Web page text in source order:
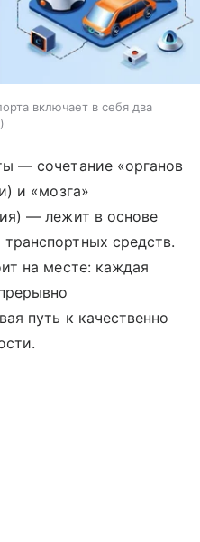
включает в себя два
— сочетание «органов
и «мозга»
— лежит в основе
средств.
на месте: каждая
путь к качественно